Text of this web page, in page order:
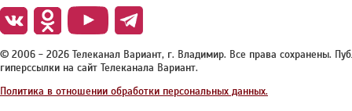
© 2006 - 2026 Телеканал Вариант, г. Владимир. Все права сохранены.
гиперссылки на сайт Телеканала Вариант.
Политика в отношении обработки персональных данных.